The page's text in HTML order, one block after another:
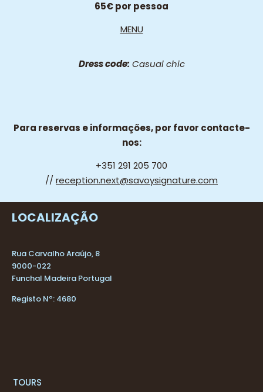
65€ por pessoa
MENU
Dress code: Casual chic
Para reservas e informações, por favor contacte-
nos:
+351 291 205 700
// reception.next@savoysignature.com
LOCALIZAÇÃO
Rua Carvalho Araújo, 8
9000-022
Funchal Madeira Portugal
Registo Nº: 4680
TOURS